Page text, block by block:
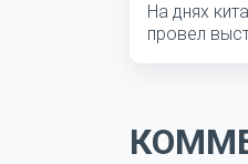
На днях
провел